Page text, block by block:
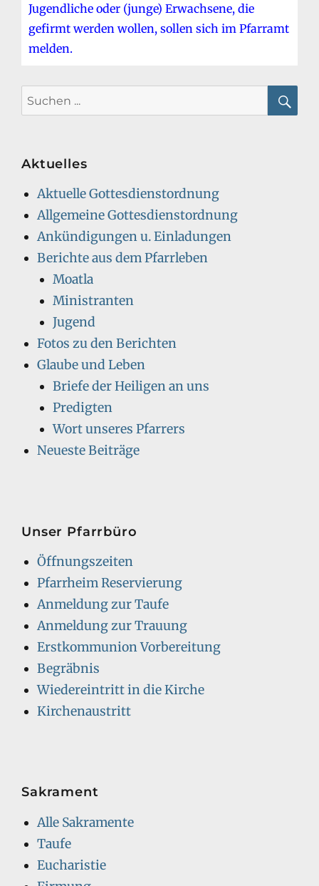
Jugendliche oder (junge) Erwachsene, die
gefirmt werden wollen, sollen sich im Pfarramt
melden.
Search
for:
Aktuelles
Aktuelle Gottesdienstordnung
Allgemeine Gottesdienstordnung
Ankündigungen u. Einladungen
Berichte aus dem Pfarrleben
Moatla
Ministranten
Jugend
Fotos zu den Berichten
Glaube und Leben
Briefe der Heiligen an uns
Predigten
Wort unseres Pfarrers
Neueste Beiträge
Unser Pfarrbüro
Öffnungszeiten
Pfarrheim Reservierung
Anmeldung zur Taufe
Anmeldung zur Trauung
Erstkommunion Vorbereitung
Begräbnis
Wiedereintritt in die Kirche
Kirchenaustritt
Sakrament
Alle Sakramente
Taufe
Eucharistie